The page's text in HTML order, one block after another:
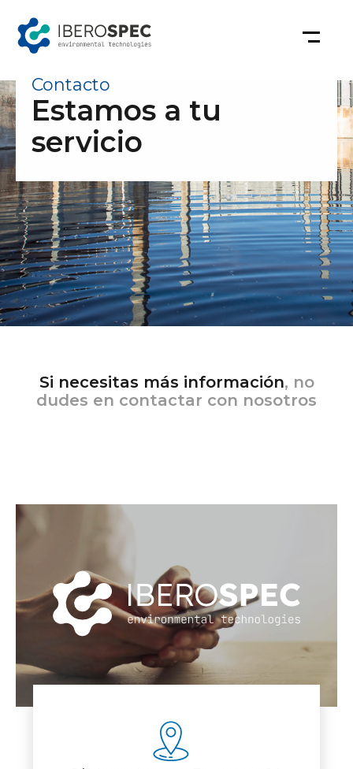
contenido
Contacto
Estamos a tu
servicio
Si necesitas más información, no
dudes en contactar con nosotros